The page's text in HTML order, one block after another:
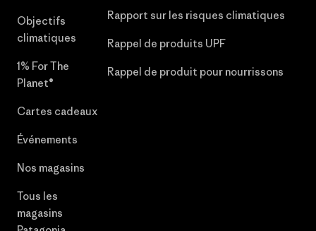
Objectifs
climatiques
1% For The
Planet®
Cartes cadeaux
Événements
Nos magasins
Tous les
magasins
Rapport sur les risques climatiques
Rappel de produits UPF
Rappel de produit pour nourrissons